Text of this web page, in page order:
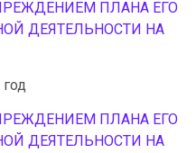
ПЛАНА ЕГО
ДЕЯТЕЛЬНОСТИ НА
ПЛАНА ЕГО
ДЕЯТЕЛЬНОСТИ НА